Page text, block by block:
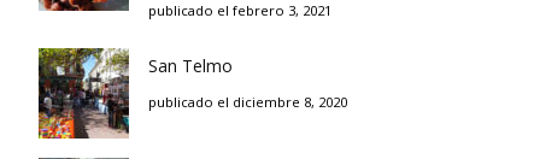
publicado el febrero 3, 2021
San Telmo
publicado el diciembre 8, 2020